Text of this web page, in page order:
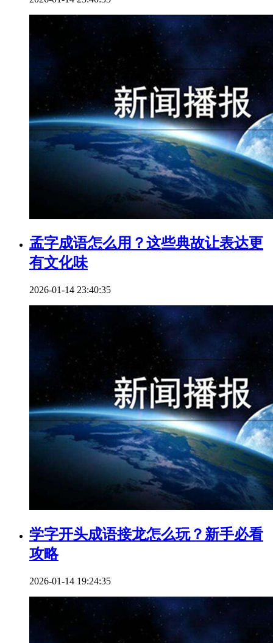
孟字成语怎么用？这些典故让表达更
有文化味
2026-01-14 23:40:35
学字开头成语接龙怎么玩？新手必看
攻略
2026-01-14 19:24:35